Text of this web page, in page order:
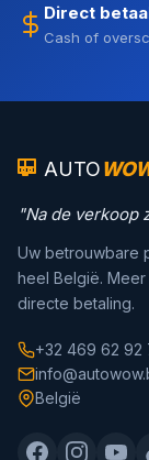
Direct
Cash of
AUTO
"Na de verkoop
Uw betrouwbare
heel België.
directe betaling.
+32 469 62 92
België